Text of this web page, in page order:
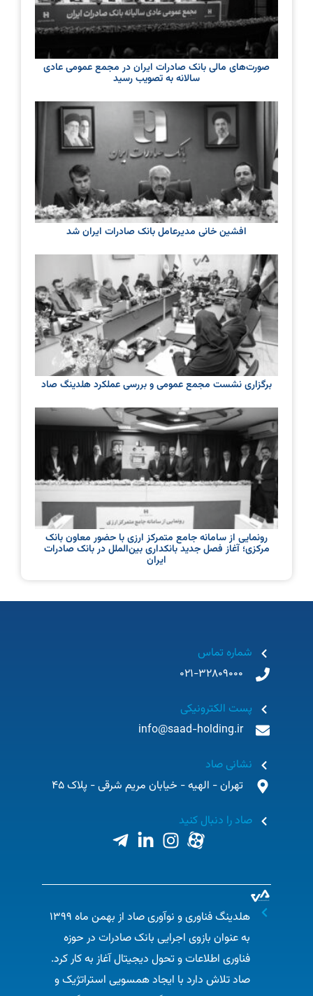
صورت‌های مالی بانک صادرات ایران در مجمع عمومی عادی
سالانه به تصویب رسید
افشین خانی مدیرعامل بانک صادرات ایران شد
برگزاری نشست مجمع عمومی و بررسی عملکرد هلدینگ صاد
رونمایی از سامانه جامع متمرکز ارزی با حضور معاون بانک
مرکزی؛ آغاز فصل جدید بانکداری بین‌الملل در بانک صادرات
ایران
شماره تماس
021-32809000
پست الکترونیکی
info@saad-holding.ir
نشانی صاد
تهران - الهیه - خیابان مریم شرقی - پلاک 45
صاد را دنبال کنید
هلدینگ فناوری و نوآوری صاد از بهمن ماه ۱۳۹۹
به عنوان بازوی اجرایی بانک صادرات در حوزه
فناوری اطلاعات و تحول دیجیتال آغاز به کار کرد.
صاد تلاش دارد با ایجاد همسویی استراتژیک و